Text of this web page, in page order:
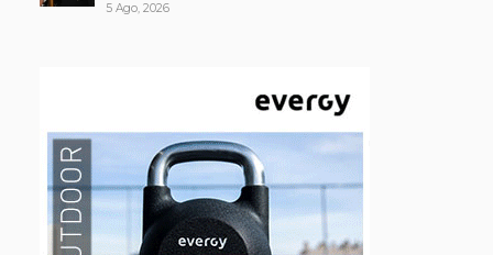
5 Ago, 2026